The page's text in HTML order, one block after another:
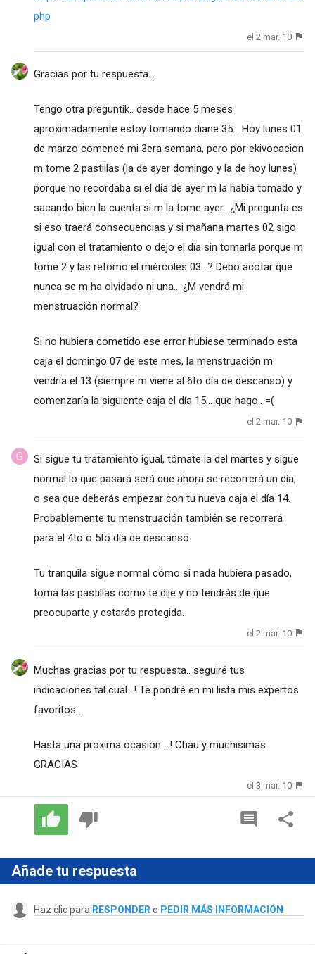
php
el 2 mar. 10
Gracias por tu respuesta...
Tengo otra preguntik.. desde hace 5 meses
aproximadamente estoy tomando diane 35... Hoy lunes 01
de marzo comencé mi 3era semana, pero por ekivocacion
m tome 2 pastillas (la de ayer domingo y la de hoy lunes)
porque no recordaba si el día de ayer m la había tomado y
sacando bien la cuenta si m la tome ayer.. ¿Mi pregunta es
si eso traerá consecuencias y si mañana martes 02 sigo
igual con el tratamiento o dejo el día sin tomarla porque m
tome 2 y las retomo el miércoles 03...? Debo acotar que
nunca se m ha olvidado ni una... ¿M vendrá mi
menstruación normal?
Si no hubiera cometido ese error hubiese terminado esta
caja el domingo 07 de este mes, la menstruación m
vendría el 13 (siempre m viene al 6to día de descanso) y
comenzaría la siguiente caja el día 15... que hago.. =(
el 2 mar. 10
Si sigue tu tratamiento igual, tómate la del martes y sigue
normal lo que pasará será que ahora se recorrerá un día,
o sea que deberás empezar con tu nueva caja el día 14.
Probablemente tu menstruación también se recorrerá
para el 4to o 5to día de descanso.
Tu tranquila sigue normal cómo si nada hubiera pasado,
toma las pastillas como te dije y no tendrás de que
preocuparte y estarás protegida.
el 2 mar. 10
Muchas gracias por tu respuesta.. seguiré tus
indicaciones tal cual...! Te pondré en mi lista mis expertos
favoritos...
Hasta una proxima ocasion....! Chau y muchisimas
GRACIAS
el 3 mar. 10
Añade tu respuesta
Haz clic para RESPONDER o PEDIR MÁS INFORMACIÓN